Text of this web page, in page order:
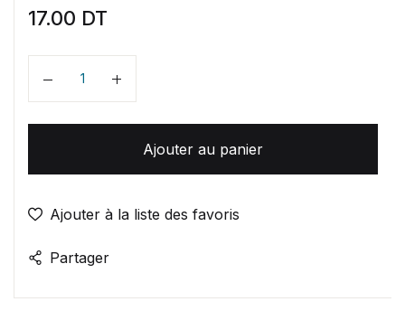
17.00 DT
Quantité
Ajouter au panier
Ajouter à la liste des favoris
Partager